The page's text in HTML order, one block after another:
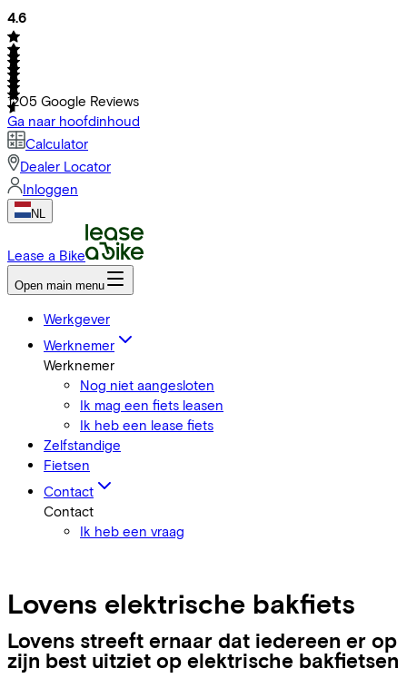
4.6
1205 Google Reviews
Ga naar hoofdinhoud
Calculator
Dealer Locator
Inloggen
NL
Lease a Bike
Open main menu
Werkgever
Werknemer
Werknemer
Nog niet aangesloten
Ik mag een fiets leasen
Ik heb een lease fiets
Zelfstandige
Fietsen
Contact
Contact
Ik heb een vraag
Lovens elektrische bakfiets
Lovens streeft ernaar dat iedereen er op
zijn best uitziet op elektrische bakfietsen